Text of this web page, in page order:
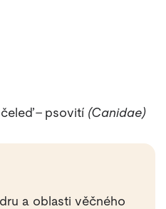
– psovití (Canidae)
a oblasti věčného